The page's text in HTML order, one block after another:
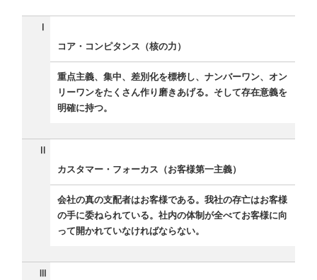
Ⅰ
コア・コンピタンス（核の力）
重点主義、集中、差別化を標榜し、ナンバーワン、オン
リーワンをたくさん作り磨きあげる。そして存在意義を
明確に持つ。
Ⅱ
カスタマー・フォーカス（お客様第一主義）
会社の真の支配者はお客様である。我社の存亡はお客様
の手に委ねられている。社内の体制が全べてお客様に向
って開かれていなければならない。
Ⅲ